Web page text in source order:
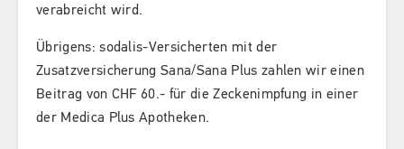
verabreicht wird.
Übrigens: sodalis-Versicherten mit der
Zusatzversicherung Sana/Sana Plus zahlen wir einen
Beitrag von CHF 60.- für die Zeckenimpfung in einer
der Medica Plus Apotheken.